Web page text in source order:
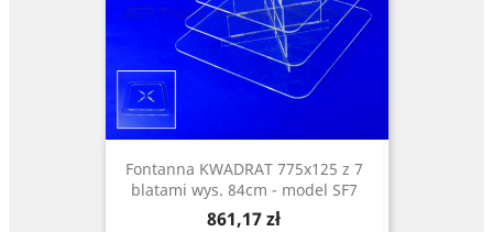
Fontanna KWADRAT 775x125 z 7
blatami wys. 84cm - model SF7
Cena
861,17 zł